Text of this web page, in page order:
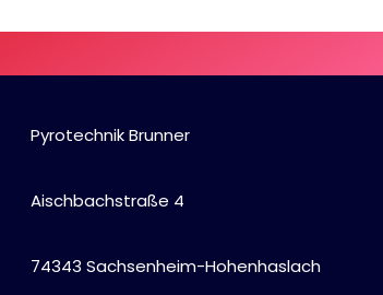
Pyrotechnik Brunner
Aischbachstraße 4
74343 Sachsenheim-Hohenhaslach